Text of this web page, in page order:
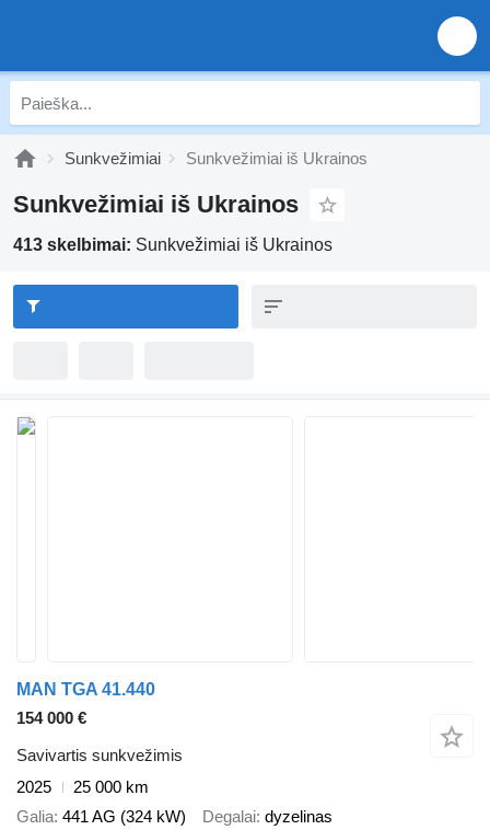
Sunkvežimiai Sunkvežimiai iš Ukrainos
Sunkvežimiai iš Ukrainos
413 skelbimai: Sunkvežimiai iš Ukrainos
MAN TGA 41.440
154 000 €
Savivartis sunkvežimis
2025
25 000 km
Galia 441 AG (324 kW) Degalai dyzelinas